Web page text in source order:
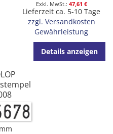
47,61 €
Lieferzeit ca. 5-10 Tage
zzgl. Versandkosten
Gewährleistung
Details anzeigen